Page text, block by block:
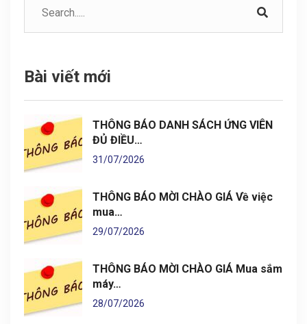
Bài viết mới
THÔNG BÁO DANH SÁCH ỨNG VIÊN
ĐỦ ĐIỀU…
31/07/2026
THÔNG BÁO MỜI CHÀO GIÁ Về việc
mua…
29/07/2026
THÔNG BÁO MỜI CHÀO GIÁ Mua sắm
máy…
28/07/2026